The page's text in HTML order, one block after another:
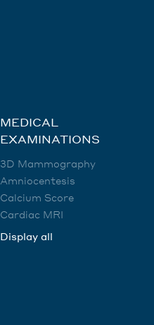
MEDICAL
EXAMINATIONS
3D Mammography
Amniocentesis
Calcium Score
Cardiac MRI
Display all